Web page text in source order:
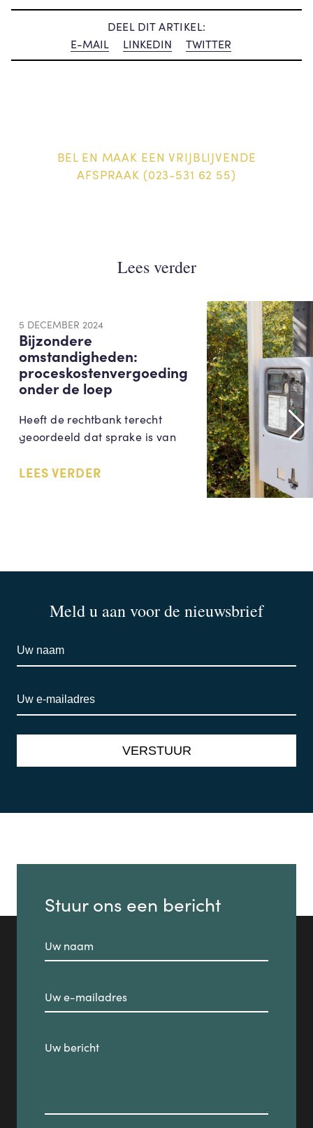
DEEL DIT ARTIKEL:
E-MAIL
LINKEDIN TWITTER
BEL EN MAAK EEN VRIJBLIJVENDE
AFSPRAAK (023-531 62 55)
Lees verder
5 DECEMBER 2024
Bijzondere
omstandigheden:
proceskostenvergoeding
onder de loep
Heeft de rechtbank terecht
geoordeeld dat sprake is van
LEES VERDER
Meld u aan voor de nieuwsbrief
Stuur ons een bericht